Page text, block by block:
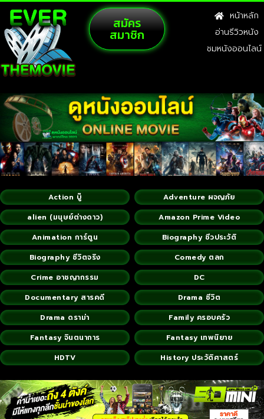
สมัคร
สมาชิก
หน้าหลัก
อ่านรีวิวหนัง
ชมหนังออนไลน์
Action บู๊
Adventure ผจญภัย
alien (มนุษย์ต่างดาว)
Amazon Prime Video
Animation การ์ตูน
Biography ชีวประวัติ
Biography ชีวิตจริง
Comedy ตลก
Crime อาชญากรรม
DC
Documentary สารคดี
Drama ชีวิต
Drama ดราม่า
Family ครอบครัว
Fantasy จินตนาการ
Fantasy เทพนิยาย
HDTV
History ประวัติศาสตร์